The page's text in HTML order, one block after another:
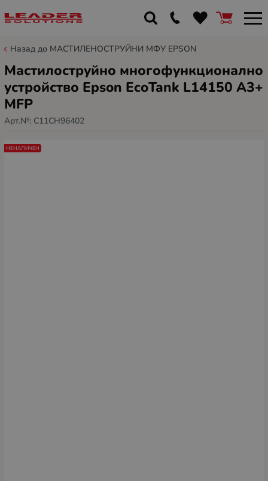
Назад до МАСТИЛЕНОСТРУЙНИ МФУ EPSON
Мастилоструйно многофункционално
устройство Epson EcoTank L14150 A3+
MFP
Арт.№: C11CH96402
НЕНАЛИЧЕН